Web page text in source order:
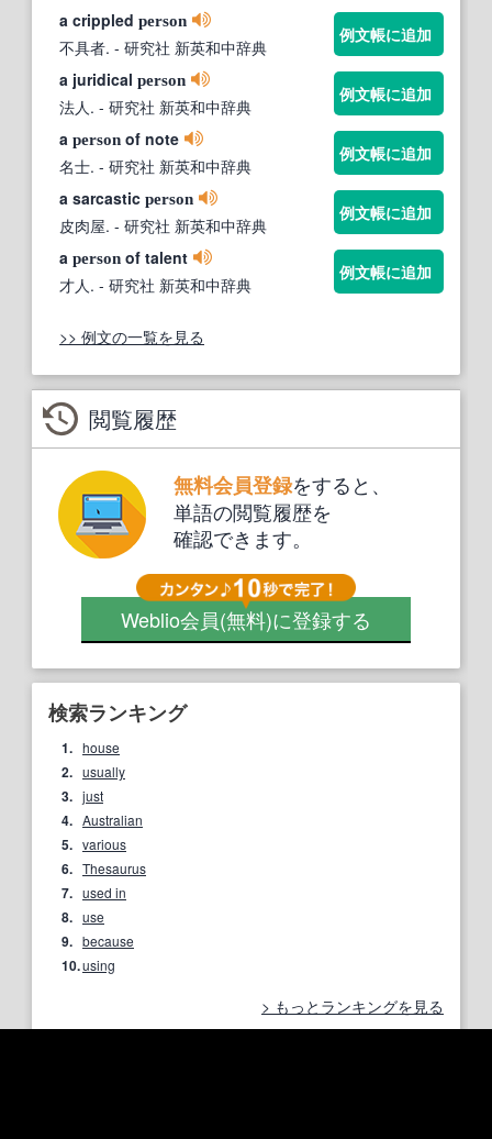
a crippled person
不具者. - 研究社 新英和中辞典
例文帳に追加
a juridical person
法人. - 研究社 新英和中辞典
例文帳に追加
a person of note
名士. - 研究社 新英和中辞典
例文帳に追加
a sarcastic person
皮肉屋. - 研究社 新英和中辞典
例文帳に追加
a person of talent
才人. - 研究社 新英和中辞典
例文帳に追加
>> 例文の一覧を見る
閲覧履歴
無料会員登録をすると、
単語の閲覧履歴を
確認できます。
Weblio会員(無料)に登録する
検索ランキング
1. house
2. usually
3. just
4. Australian
5. various
6. Thesaurus
7. used in
8. use
9. because
10.using
もっとランキングを見る